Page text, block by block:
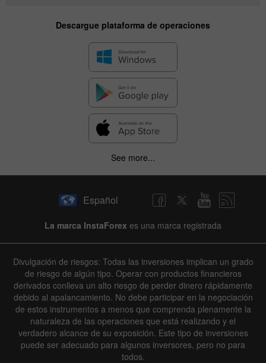
Descargue plataforma de operaciones
See more...
Español
La marca InstaForex es una marca registrada
Divulgación de riesgos: Todas las inversiones implican un grado
de riesgo de algún tipo. Operar con productos financieros
derivados conlleva un alto riesgo de perder dinero rápidamente
debido al apalancamiento. No debe participar en la negociación
de estos instrumentos a menos que comprenda plenamente la
naturaleza de las operaciones que está realizando y el
verdadero alcance de su exposición. Este tipo de inversiones
puede ser adecuado para algunos inversores, pero no para
todos.